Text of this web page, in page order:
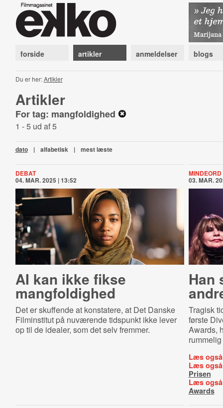
forside artikler anmeldelser blogs
Du er her:Artikler
Artikler
For tag: mangfoldighed
1 - 5 ud af 5
dato | alfabetisk | mest læste
DEBAT
04. MAR. 2025 | 13:52
AI kan ikke fikse
mangfoldighed
Det er skuffende at konstatere, at Det Danske
Filminstitut på nuværende tidspunkt ikke lever
op til de idealer, som det selv fremmer.
MINDEORD
03. MAR.
Han
Tragisk
første
Awards,
Læs
Læs
Prisen
Læs
Awards